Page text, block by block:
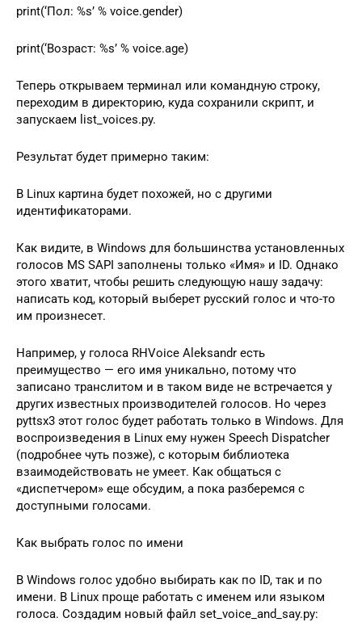
print(‘Пол: %s’ % voice.gender)
print(‘Возраст: %s’ % voice.age)
Теперь открываем терминал или командную строку,
переходим в директорию, куда сохранили скрипт, и
запускаем list_voices.py.
Результат будет примерно таким:
В Linux картина будет похожей, но с другими
идентификаторами.
Как видите, в Windows для большинства установленных
голосов MS SAPI заполнены только «Имя» и ID. Однако
этого хватит, чтобы решить следующую нашу задачу:
написать код, который выберет русский голос и что-то
им произнесет.
Например, у голоса RHVoice Aleksandr есть
преимущество — его имя уникально, потому что
записано транслитом и в таком виде не встречается у
других известных производителей голосов. Но через
pyttsx3 этот голос будет работать только в Windows. Для
воспроизведения в Linux ему нужен Speech Dispatcher
(подробнее чуть позже), с которым библиотека
взаимодействовать не умеет. Как общаться с
«диспетчером» еще обсудим, а пока разберемся с
доступными голосами.
Как выбрать голос по имени
В Windows голос удобно выбирать как по ID, так и по
имени. В Linux проще работать с именем или языком
голоса. Создадим новый файл set_voice_and_say.py: